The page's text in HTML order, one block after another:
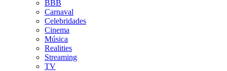
BBB
Carnaval
Celebridades
Cinema
Música
Realities
Streaming
TV